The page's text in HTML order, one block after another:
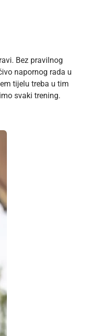
Bez pravilnog
napornog rada u
tijelu treba u tim
svaki trening.